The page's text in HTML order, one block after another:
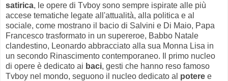
satirica, le opere di Tvboy sono sempre ispirate alle più
accese tematiche legate all'attualità, alla politica e al
sociale, come mostrano il bacio di Salvini e Di Maio, Papa
Francesco trasformato in un supereroe, Babbo Natale
clandestino, Leonardo abbracciato alla sua Monna Lisa in
un secondo Rinascimento contemporaneo. Il primo nucleo
di opere è dedicato ai baci, gesti che hanno reso famoso
Tvboy nel mondo, seguono il nucleo dedicato al potere e